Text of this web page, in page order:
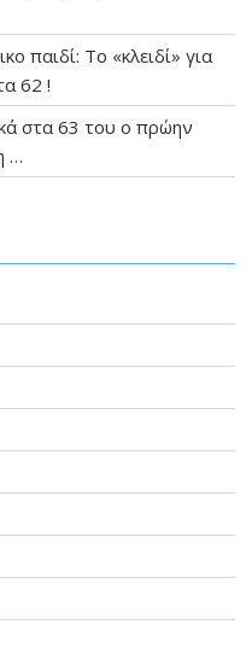
παιδί: Το «κλειδί» για
62 !
στα 63 του ο πρώην
…